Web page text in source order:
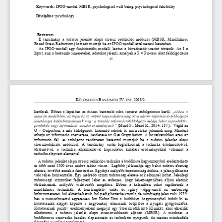
45
  Keywords:
IPOO-model, MBSR, psychological well being, psychological felxibility
  Discipline:
psychology
   Bevezetés
E  tanulmány  a  tudatos  jelenlét  alapú  stressz  redukciós  módszer  (MBSR,  Mindfulness
Based Stress Reductiom) hatásait mutatja be az IPOO-modell értelmezési keretében.
Az IPOO-modell egy funkcionális modell, leírása a következők szerint történik: Az I =
Input, ami a beáramló ismereteket, adatokat jelenti, amelyek a P = Process alatt feldolgozásra
KÜLÖNLEGES B ÁNÁSMÓD, IV. ÉVF. 2018/2.
kerülnek. Ebben a lépésben az összes beáramló adat, ismeret átdolgozásra kerül,
„ebben a
tanulási modellben, az input és az output kapcsolatára alapozva három információ-feldolgozó
lehetőséget különböztethetünk meg: a tanulás információfeldolgozó módja lehet reproduktív,
produktív vagy információ vesztést eredményező.” (Mezö F., Mező K., 2014, 137.).  Végül az
O = Outputban,  a már átdolgozott, kiáramló adatok és ismereteket jelennek meg. Mindezt
áthatja az információ szervezése, rendezése az O = Organisation. A következőkben ezen az
információ  fel-  és  átdolgozó  rendszeren  keresztül  mutatjuk  be  a  tudatos  jelenlét  alapú
stresszredukciós  módszert.  A  tanulmány  során  foglalkozunk  a  technika  értelmezésével,
történetével,  a  technika  alkalmazásval  kapcsolatos  kutatási  eredményekkel  valamint  a
technika alapvető elemeivel.
A tudatos jelenlét alapú stressz redukciós technika a buddhista hagyományból eredeztethető
és több mint 2500 éves múltra tekint vissza.  Legfőbb jellemzője egy belső tudatos éberség
elérése, továbbá ennek a fenntartása. Egyfajta mélyebb önazonosság átélése, a jelen pillanatra
való teljes koncentrálás. Egy mélyebb színtű tudatosság elérése sok előnnyel járhat. Jelenlegi
tudatossági  szintünket  fejleszteni  lehet  és  érdemes,  hogy  lehetőségünkben  álljon  életünk
történéseinek,  mélyebb  tudatosabb  megélése.  Ebben  a  kalandban  sokat  segíthetnek  a
mindfulness  technikák.  A  kontemplatív  tudás  és  igény  végigvonult  az  emberiség
kultúrtörténetén, hol előtérbe került, hol pedig háttérbe szorult, de mindvégig jelen volt. 1979-
ben  a  massachusettsi  egyetemen  Jon  Kabat-Zinn  a  buddhista  hagyományból  indult  ki  és
kutatásainak  alapját  képezte  e  hagyomány  elemeinek  beépítése  a  nyugati  gyógyászatba.
Kutatásainak  pozitív  eredményeként  megnyit  egy  Stresszcsökkentő  Klinikát,  ahol  elkezdik
alkalmazni,  a  tudatos  jelenlét  alapú  stresszcsökkentő  eljárást  (MBSR).  A  módszer,  a
buddhizmus  szenvedés  kezelés  alapeszméin  és  technikáin  nyugszik,  de  mentes  mindenféle